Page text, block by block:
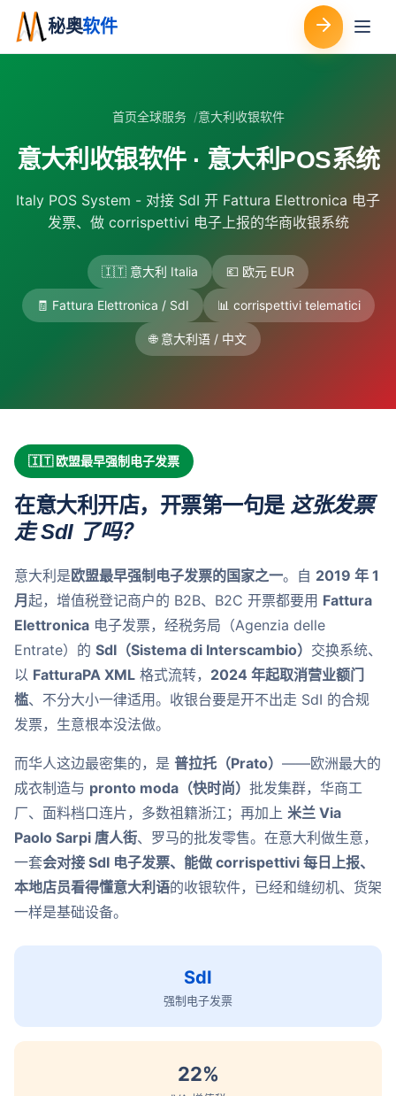
秘奥软件
首页全球服务 意大利收银软件
意大利收银软件 · 意大利POS系统
Italy POS System - 对接 SdI 开 Fattura Elettronica 电子
发票、做 corrispettivi 电子上报的华商收银系统
🇮🇹 意大利 Italia 💶 欧元 EUR
🧾 Fattura Elettronica / SdI 📊 corrispettivi telematici
🌐 意大利语 / 中文
🇮🇹 欧盟最早强制电子发票
在意大利开店，开票第一句是 这张发票
走 SdI 了吗？
意大利是 欧盟最早强制电子发票的国家之一。自 2019 年 1
月 起，增值税登记商户的 B2B、B2C 开票都要用 Fattura
Elettronica 电子发票，经税务局（Agenzia delle
Entrate）的 SdI（Sistema di Interscambio） 交换系统、
以 FatturaPA XML 格式流转， 2024 年起取消营业额门
槛、不分大小一律适用。收银台要是开不出走 SdI 的合规
发票，生意根本没法做。
而华人这边最密集的，是 普拉托（Prato） ——欧洲最大的
成衣制造与 pronto moda（快时尚） 批发集群，华商工
厂、面料档口连片，多数祖籍浙江；再加上 米兰 Via
Paolo Sarpi 唐人街、罗马的批发零售。在意大利做生意，
一套会对接 SdI 电子发票、能做 corrispettivi 每日上报、
本地店员看得懂意大利语的收银软件，已经和缝纫机、货架
一样是基础设备。
SdI
强制电子发票
22%